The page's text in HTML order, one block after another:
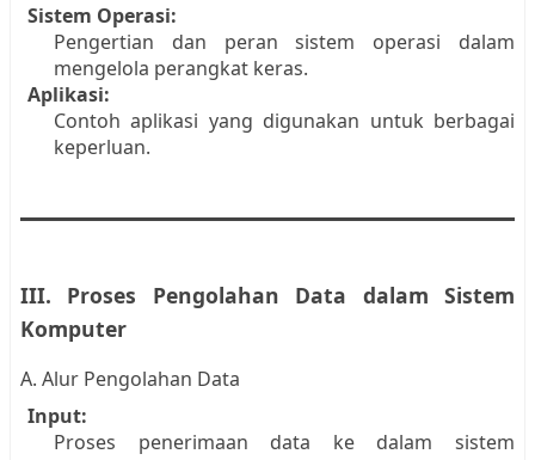
Sistem Operasi:
Pengertian dan peran sistem operasi dalam
mengelola perangkat keras.
Aplikasi:
Contoh aplikasi yang digunakan untuk berbagai
keperluan.
III. Proses Pengolahan Data dalam Sistem
Komputer
A. Alur Pengolahan Data
Input:
Proses penerimaan data ke dalam sistem